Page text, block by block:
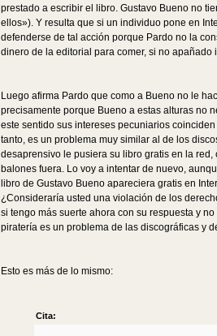
prestado a escribir el libro. Gustavo Bueno no
ellos»). Y resulta que si un individuo pone en
defenderse de tal acción porque Pardo no la
dinero de la editorial para comer, si no apañado
Luego afirma Pardo que como a Bueno no le
precisamente porque Bueno a estas alturas no
este sentido sus intereses pecuniarios
tanto, es un problema muy similar al de los
desaprensivo le pusiera su libro gratis en la
balones fuera. Lo voy a intentar de nuevo,
libro de Gustavo Bueno apareciera gratis en
¿Consideraría usted una violación de los
si tengo más suerte ahora con su respuesta y
piratería es un problema de las discográficas y
Esto es más de lo mismo:
Cita: